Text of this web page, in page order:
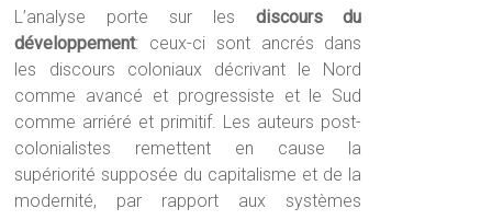
L’analyse porte sur les discours du
développement: ceux-ci sont ancrés dans
les discours coloniaux décrivant le Nord
comme avancé et progressiste et le Sud
comme arriéré et primitif. Les auteurs post-
colonialistes remettent en cause la
supériorité supposée du capitalisme et de la
modernité, par rapport aux systèmes